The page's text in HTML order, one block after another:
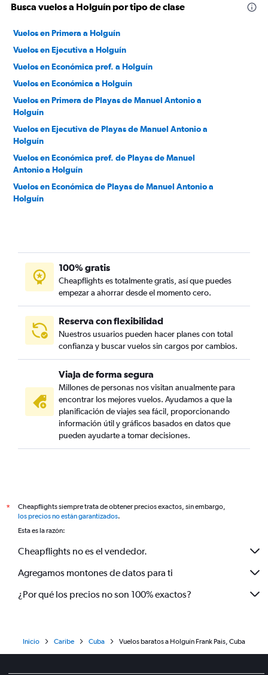
Busca vuelos a Holguín por tipo de clase
Vuelos en Primera a Holguín
Vuelos en Ejecutiva a Holguín
Vuelos en Económica pref. a Holguín
Vuelos en Económica a Holguín
Vuelos en Primera de Playas de Manuel Antonio a
Holguín
Vuelos en Ejecutiva de Playas de Manuel Antonio a
Holguín
Vuelos en Económica pref. de Playas de Manuel
Antonio a Holguín
Vuelos en Económica de Playas de Manuel Antonio a
Holguín
100% gratis
Cheapflights es totalmente gratis, así que puedes
empezar a ahorrar desde el momento cero.
Reserva con flexibilidad
Nuestros usuarios pueden hacer planes con total
confianza y buscar vuelos sin cargos por cambios.
Viaja de forma segura
Millones de personas nos visitan anualmente para
encontrar los mejores vuelos. Ayudamos a que la
planificación de viajes sea fácil, proporcionando
información útil y gráficos basados en datos que
pueden ayudarte a tomar decisiones.
*
Cheapflights siempre trata de obtener precios exactos, sin embargo,
los precios no están garantizados.
Esta es la razón:
Cheapflights no es el vendedor.
Agregamos montones de datos para ti
¿Por qué los precios no son 100% exactos?
Inicio Caribe Cuba Vuelos baratos a Holguín Frank Pais, Cuba